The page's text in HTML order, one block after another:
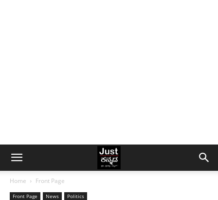
Home Front Page
Front Page News Politics